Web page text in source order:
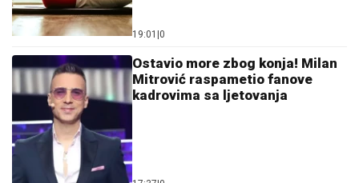
19:01 |0
Ostavio more zbog konja! Milan
Mitrović raspametio fanove
kadrovima sa ljetovanja